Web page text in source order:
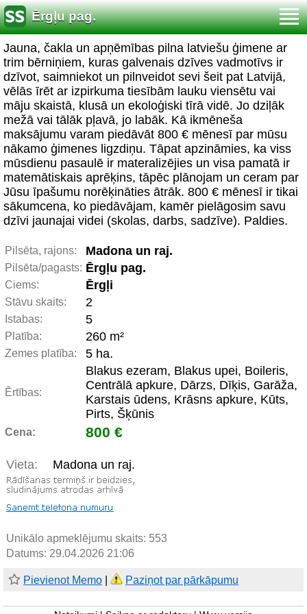
Ērgļu pag.
Jauna, čakla un apņēmības pilna latviešu ģimene ar
trim bērniņiem, kuras galvenais dzīves vadmotīvs ir
dzīvot, saimniekot un pilnveidot sevi šeit pat Latvijā,
vēlās īrēt ar izpirkuma tiesībām lauku viensētu vai
māju skaistā, klusā un ekoloģiski tīrā vidē. Jo dziļāk
mežā vai tālāk pļavā, jo labāk. Kā ikmēneša
maksājumu varam piedāvāt 800 € mēnesī par mūsu
nākamo ģimenes ligzdiņu. Tāpat apzināmies, ka viss
mūsdienu pasaulē ir materalizējies un visa pamatā ir
matemātiskais aprēķins, tāpēc plānojam un ceram par
Jūsu īpašumu norēķināties ātrāk. 800 € mēnesī ir tikai
sākumcena, ko piedāvājam, kamēr pielāgosim savu
dzīvi jaunajai videi (skolas, darbs, sadzīve). Paldies.
Pilsēta, rajons: Madona un raj.
Pilsēta/pagasts: Ērgļu pag.
Ciems: Ērgļi
Stāvu skaits: 2
Istabas: 5
Platība: 260 m²
Zemes platība: 5 ha.
Ērtības:
Blakus ezeram, Blakus upei, Boileris,
Centrālā apkure, Dārzs, Dīķis, Garāža,
Karstais ūdens, Krāsns apkure, Kūts,
Pirts, Šķūnis
Cena: 800 €
Vieta: Madona un raj.
Unikālo apmeklējumu skaits: 553
Datums: 29.04.2026 21:06
Pievienot Memo Paziņot par pārkāpumu